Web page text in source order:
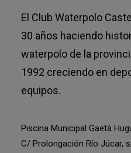
El Club Waterpolo
30 años haciendo
waterpolo de la
1992 creciendo en
equipos.
Piscina Municipal Gaetà
C/ Prolongación Río Júcar,